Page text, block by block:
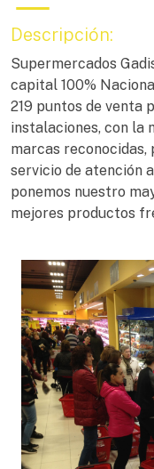
Descripción:
Supermercados
capital 100%
219 puntos de venta
instalaciones, con la
marcas
servicio de atención
ponemos nuestro
mejores productos